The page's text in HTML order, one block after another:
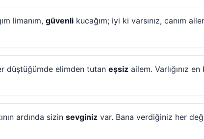
limanım, güvenli kucağım; iyi ki varsınız, canım
düştüğümde elimden tutan eşsiz ailem. Varlığınız
ardında sizin sevginiz var. Bana verdiğiniz her